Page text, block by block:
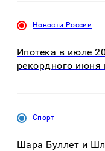
Новости России
Ипотека в июле
рекордного июня
Спорт
Шара Буллет и